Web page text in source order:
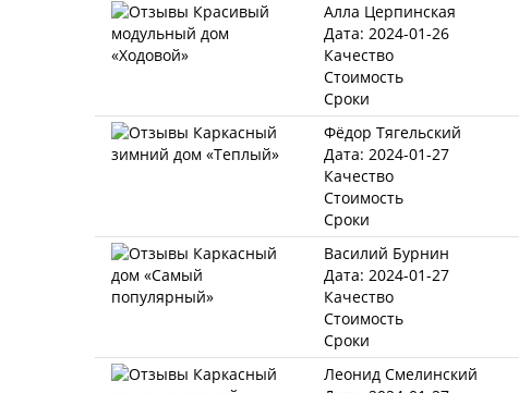
Алла Церпинская
Дата: 2024-01-26
Качество
Стоимость
Сроки
Фёдор Тягельский
Дата: 2024-01-27
Качество
Стоимость
Сроки
Василий Бурнин
Дата: 2024-01-27
Качество
Стоимость
Сроки
Леонид Смелинский